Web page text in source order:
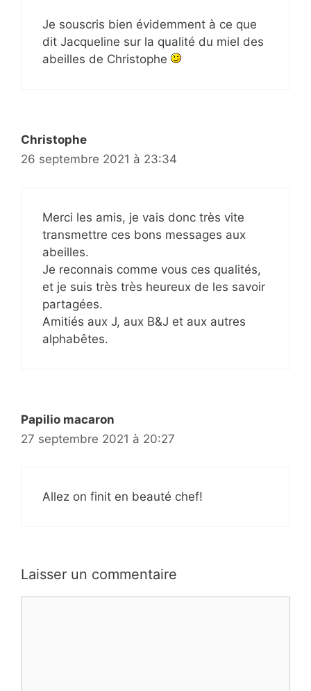
Je souscris bien évidemment à ce que
dit Jacqueline sur la qualité du miel des
abeilles de Christophe
Christophe
26 septembre 2021 à 23:34
Merci les amis, je vais donc très vite
transmettre ces bons messages aux
abeilles.
Je reconnais comme vous ces qualités,
et je suis très très heureux de les savoir
partagées.
Amitiés aux J, aux B&J et aux autres
alphabêtes.
Papilio macaron
27 septembre 2021 à 20:27
Allez on finit en beauté chef!
Laisser un commentaire